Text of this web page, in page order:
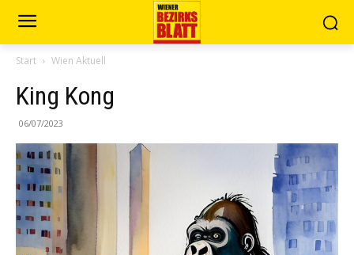
Start Wien Aktuell
King Kong
06/07/2023